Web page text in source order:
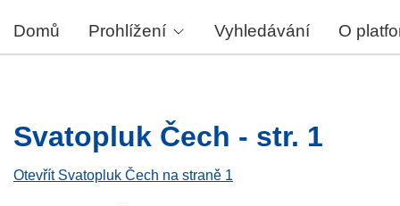
Domů Prohlížení Vyhledávání O
Svatopluk Čech - str. 1
Otevřít Svatopluk Čech na straně 1